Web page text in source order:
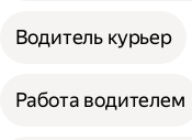
Водитель курьер
Работа водителем